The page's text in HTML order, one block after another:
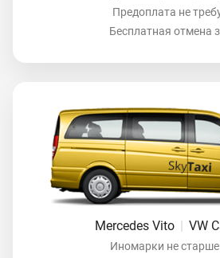
Предоплата не
Бесплатная отмена
Mercedes Vito VW
Иномарки не старше